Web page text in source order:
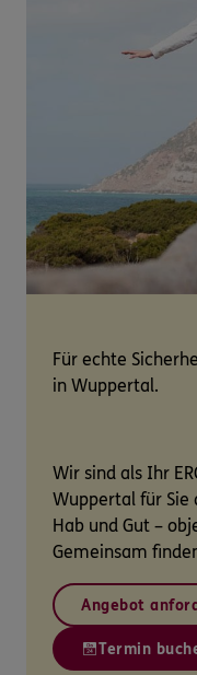
Für echte
in Wuppertal.
Wir sind als Ihr
Wuppertal für Sie
Hab und Gut –
Gemeinsam
Angebot
Termin